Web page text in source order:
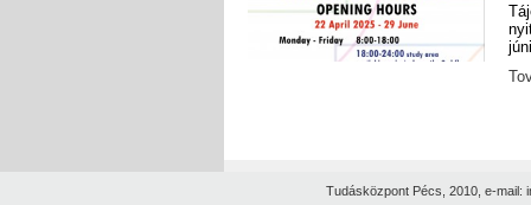
Tudásközpont Pécs, 2010, e-mail: